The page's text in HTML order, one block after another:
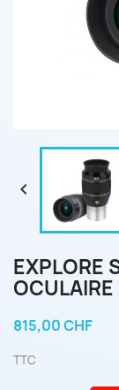

EXPLORE
815,00 CHF
TTC